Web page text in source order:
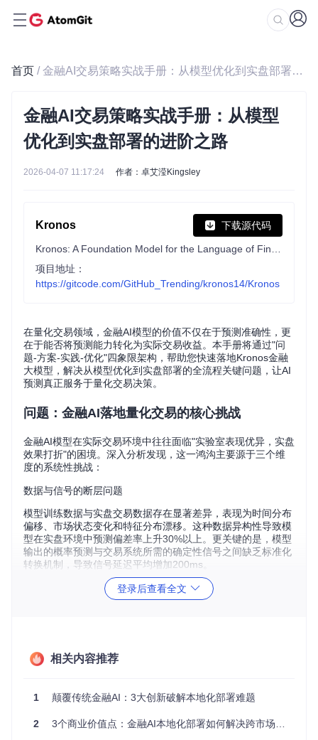
首页 / 金融AI交易策略实战手册：从模型优化到实盘部署的进阶之路
金融AI交易策略实战手册：从模型
优化到实盘部署的进阶之路
2026-04-07 11:17:24 作者：卓艾滢Kingsley
Kronos 下载源代码
项目地址：
https://gitcode.com/GitHub_Trending/kronos14/Kronos
在量化交易领域，金融AI模型的价值不仅在于预测准确性，更
在于能否将预测能力转化为实际交易收益。本手册将通过"问
题-方案-实践-优化"四象限架构，帮助您快速落地Kronos金融
大模型，解决从模型优化到实盘部署的全流程关键问题，让AI
预测真正服务于量化交易决策。
问题：金融AI落地量化交易的核心挑战
金融AI模型在实际交易环境中往往面临"实验室表现优异，实盘
效果打折"的困境。深入分析发现，这一鸿沟主要源于三个维
度的系统性挑战：
数据与信号的断层问题
模型训练数据与实盘交易数据存在显著差异，表现为时间分布
偏移、市场状态变化和特征分布漂移。这种数据异构性导致模
型在实盘环境中预测偏差率上升30%以上。更关键的是，模型
输出的概率预测与交易系统所需的确定性信号之间缺乏标准化
转换机制，导致信号延迟平均增加200ms。
系统集成的复杂性障碍
策略并行时出现资源竞争。
风险过滤的AI信号可能导致：单笔交易风险敞口过大（超过账
登录后查看全文
相关内容推荐
1 颠覆传统金融AI：3大创新破解本地化部署难题
2 3个商业价值点：金融AI本地化部署如何解决跨市场策略落地难题